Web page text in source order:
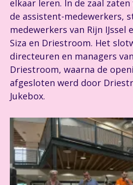
elkaar leren. In de zaal
de assistent-medewerkers,
medewerkers van Rijn IJssel
Siza en Driestroom. Het
directeuren en managers
Driestroom, waarna de
afgesloten werd door
Jukebox.